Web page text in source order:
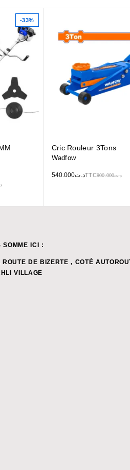
-33%
Cric Rouleur 3Tons
Wadfow
د.ت900.000 د.ت540.000 TTC
SOMME ICI :
ROUTE DE BIZERTE , COTÉ
VILLAGE